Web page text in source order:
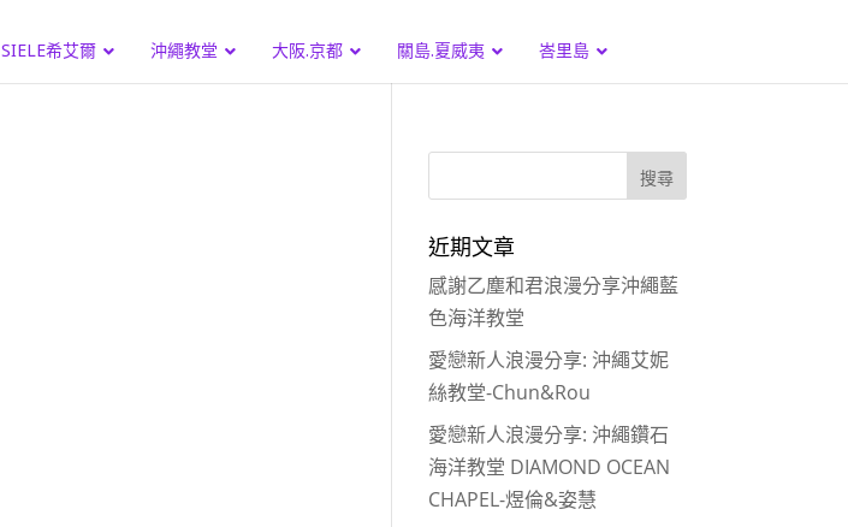
SIELE希艾爾 沖繩教堂 大阪.京都 關島.夏威夷 峇里島
近期文章
感謝乙塵和君浪漫分享沖繩藍
色海洋教堂
愛戀新人浪漫分享: 沖繩艾妮
絲教堂-Chun&Rou
愛戀新人浪漫分享: 沖繩鑽石
海洋教堂 DIAMOND OCEAN
CHAPEL-煜倫&姿慧